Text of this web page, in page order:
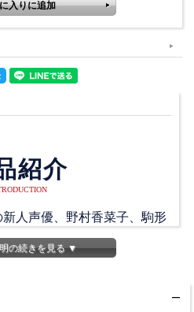
紹介
人声優、野村香菜子、駒形
なんとなーくしゃべる番
プニング、エンディング曲
でしか聴けない録り下ろし
の続きを見る ▼